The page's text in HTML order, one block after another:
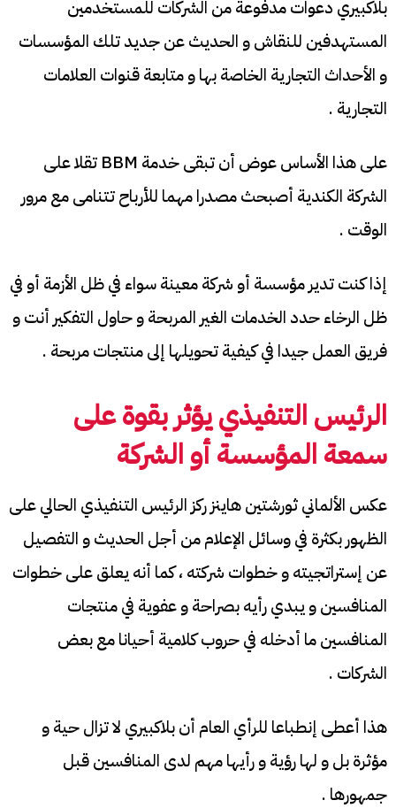
بلاكبيري دعوات مدفوعة من الشركات للمستخدمين
المستهدفين للنقاش و الحديث عن جديد تلك المؤسسات
و الأحداث التجارية الخاصة بها و متابعة قنوات العلامات
التجارية .
على هذا الأساس عوض أن تبقى خدمة BBM تقلا على
الشركة الكندية أصبحث مصدرا مهما للأرباح تتنامى مع مرور
الوقت .
إذا كنت تدير مؤسسة أو شركة معينة سواء في ظل الأزمة أو في
ظل الرخاء حدد الخدمات الغير المربحة و حاول التفكير أنت و
فريق العمل جيدا في كيفية تحويلها إلى منتجات مربحة .
الرئيس التنفيذي يؤثر بقوة على
سمعة المؤسسة أو الشركة
عكس الألماني ثورشتين هاينز ركز الرئيس التنفيذي الحالي على
الظهور بكثرة في وسائل الإعلام من أجل الحديث و التفصيل
عن إستراتجيته و خطوات شركته ، كما أنه يعلق على خطوات
المنافسين و يبدي رأيه بصراحة و عفوية في منتجات
المنافسين ما أدخله في حروب كلامية أحيانا مع بعض
الشركات .
هذا أعطى إنطباعا للرأي العام أن بلاكبيري لا تزال حية و
مؤثرة بل و لها رؤية و رأيها مهم لدى المنافسين قبل
جمهورها .